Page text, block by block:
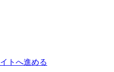
トへ進める